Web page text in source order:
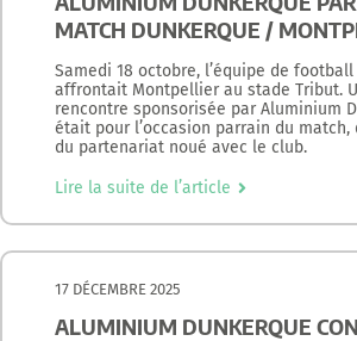
MATCH DUNKERQUE /
Samedi 18 octobre, l’équipe de
affrontait Montpellier au stade Tribut.
rencontre sponsorisée par Aluminium
était pour l’occasion parrain du match,
du partenariat noué avec le club.
Lire la suite de l’article
17 DÉCEMBRE 2025
ALUMINIUM DUNKERQUE